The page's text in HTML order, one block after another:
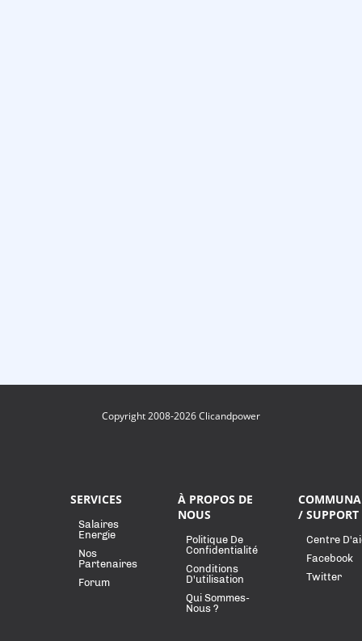
Copyright 2008-2026 Clicandpower
SERVICES
Salaires
Energie
Nos
Partenaires
Forum
À PROPOS DE
NOUS
Politique De
Confidentialité
Conditions
D'utilisation
Qui Sommes-
Nous ?
/ SUPPORT
Centre
Facebook
Twitter